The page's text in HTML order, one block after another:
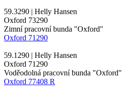
59.3290 | Helly Hansen
Oxford 73290
Zimní pracovní bunda "Oxford"
Oxford 71290
59.1290 | Helly Hansen
Oxford 71290
Voděodolná pracovní bunda "Oxford"
Oxford 77408 R